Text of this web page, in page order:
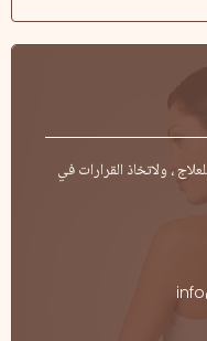
، ولاتخاذ القرارات في